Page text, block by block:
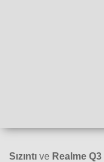
Sızıntı ve Realme Q3